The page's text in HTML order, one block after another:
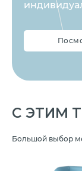
C ЭТИМ
Большой выбор